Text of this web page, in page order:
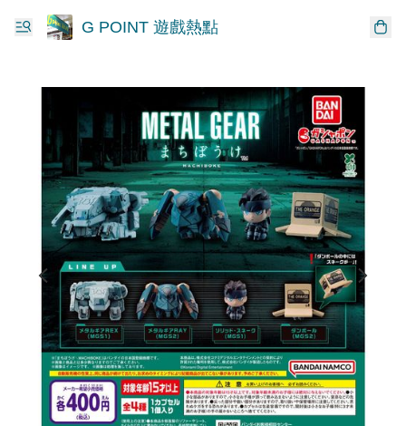
G POINT 遊戲熱點